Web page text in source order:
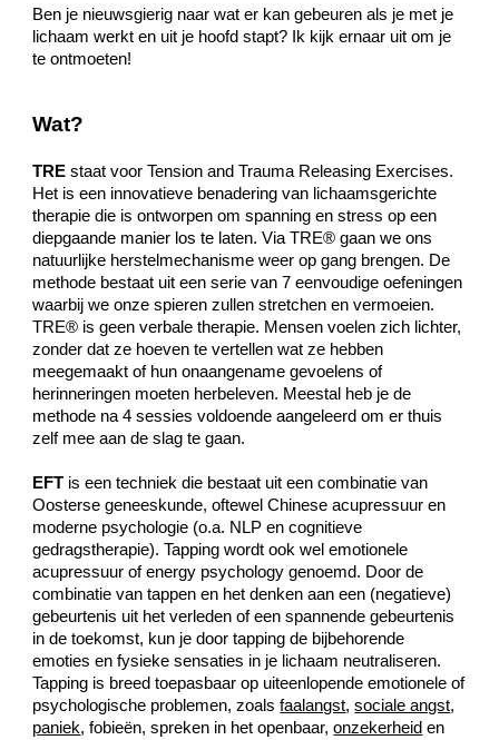
Ben je nieuwsgierig naar wat er kan gebeuren als je met je
lichaam werkt en uit je hoofd stapt? Ik kijk ernaar uit om je
te ontmoeten!
Wat?
TRE staat voor Tension and Trauma Releasing Exercises.
Het is een innovatieve benadering van lichaamsgerichte
therapie die is ontworpen om spanning en stress op een
diepgaande manier los te laten. Via TRE® gaan we ons
natuurlijke herstelmechanisme weer op gang brengen. De
methode bestaat uit een serie van 7 eenvoudige oefeningen
waarbij we onze spieren zullen stretchen en vermoeien.
TRE® is geen verbale therapie. Mensen voelen zich lichter,
zonder dat ze hoeven te vertellen wat ze hebben
meegemaakt of hun onaangename gevoelens of
herinneringen moeten herbeleven. Meestal heb je de
methode na 4 sessies voldoende aangeleerd om er thuis
zelf mee aan de slag te gaan.
EFT is een techniek die bestaat uit een combinatie van
Oosterse geneeskunde, oftewel Chinese acupressuur en
moderne psychologie (o.a. NLP en cognitieve
gedragstherapie). Tapping wordt ook wel emotionele
acupressuur of energy psychology genoemd. Door de
combinatie van tappen en het denken aan een (negatieve)
gebeurtenis uit het verleden of een spannende gebeurtenis
in de toekomst, kun je door tapping de bijbehorende
emoties en fysieke sensaties in je lichaam neutraliseren.
Tapping is breed toepasbaar op uiteenlopende emotionele of
psychologische problemen, zoalsfaalangst,sociale angst,
paniek, fobieën, spreken in het openbaar,onzekerheid en